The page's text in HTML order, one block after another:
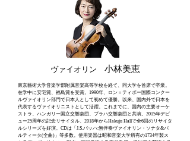
ヴァイオリン 小林美恵
東京藝術大学音楽学部附属音楽高等学校を経て、同大学を首席で卒業。
在学中に安宅賞、福島賞を受賞。1990年、ロン＝ティボー国際コンクー
ルヴァイオリン部門で日本人として初めて優勝。以来、国内外で日本を
代表するヴァイオリニストとして活躍。これまでに、国内の主要オーケ
ストラ、ハンガリー国立交響楽団、プラハ交響楽団と共演。2015年デビ
ュー25周年の記念リサイタル、2018年からHakuju Hallで全6回のリサイタ
ルシリーズを好演。CDは「J.S.バッハ:無伴奏ヴァイオリン・ソナタ&パ
ルティータ(全曲)」等多数。使用楽器は昭和音楽大学所有の1734年製ス